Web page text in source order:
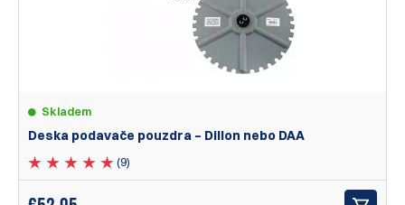
I Have two Dillon 650 and i bought it without case feeder, it
was a mistake. However now i have it too for small and
Položky1až2z celkového počtu2
Skladem
Deska podavače pouzdra – Dillon nebo DAA
(9)